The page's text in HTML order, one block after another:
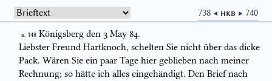
738 ◀ HKB ▶ 740
S. 148 Königsberg den 3 May 84.
Liebster Freund Hartknoch, schelten Sie nicht über das dicke
Pack. Wären Sie ein paar Tage hier geblieben nach meiner
Rechnung; so hätte ich alles eingehändigt. Den Brief nach